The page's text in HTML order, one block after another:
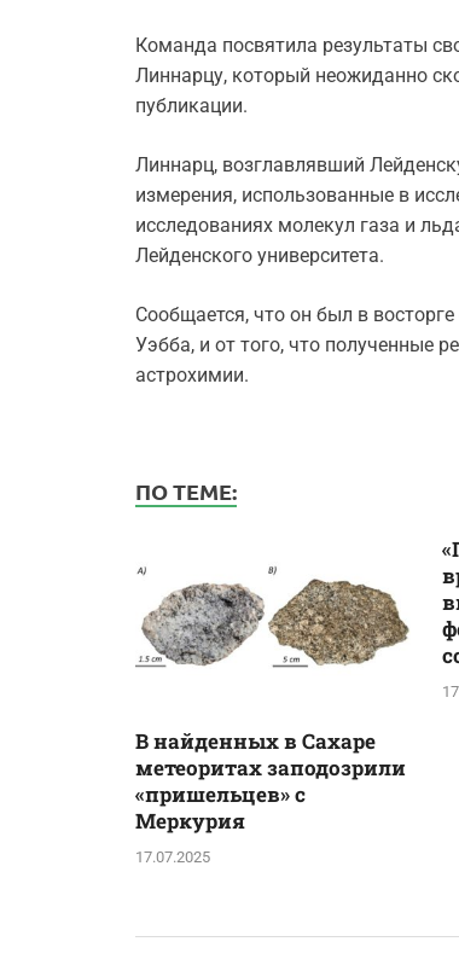
Команда посвятила результаты
Линнарцу, который неожиданно
публикации.
Линнарц, возглавлявший
измерения, использованные в
исследованиях молекул газа и
Лейденского университета.
Сообщается, что он был в
Уэбба, и от того, что полученные
астрохимии.
ПО ТЕМЕ:
В найденных в Сахаре
метеоритах заподозрили
«пришельцев» с
Меркурия
17.07.2025